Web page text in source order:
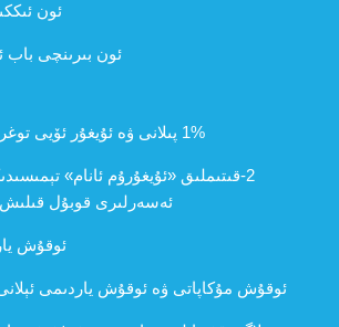
ئون
ئون بىرىنچى باب
1% پىلانى ۋە ئۇيغۇر ئۆيى توغرىسىدا ماقالە
2-قىتىملىق «ئ‍ۇيغۇرۇم ئانام»
ئەسەرلىرى قوبۇل
ئوقۇش
ئوقۇش مۇكاپاتى ۋە ئوقۇش ياردىمى ئېلانى 2019-